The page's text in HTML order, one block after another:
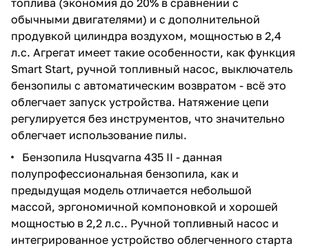
обычными двигателями) и с дополнительной
продувкой цилиндра воздухом, мощностью в 2,4
л.с. Агрегат имеет такие особенности, как функция
Smart Start, ручной топливный насос, выключатель
бензопилы с автоматическим возвратом - всё это
облегчает запуск устройства. Натяжение цепи
регулируется без инструментов, что значительно
облегчает использование пилы.
Бензопила Husqvarna 435 II - данная
полупрофессиональная бензопила, как и
предыдущая модель отличается небольшой
массой, эргономичной компоновкой и хорошей
мощностью в 2,2 л.с.. Ручной топливный насос и
интегрированное устройство облегченного старта